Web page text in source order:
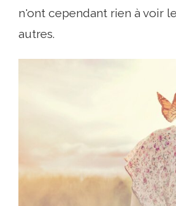
n'ont cependant rien à voir
autres.